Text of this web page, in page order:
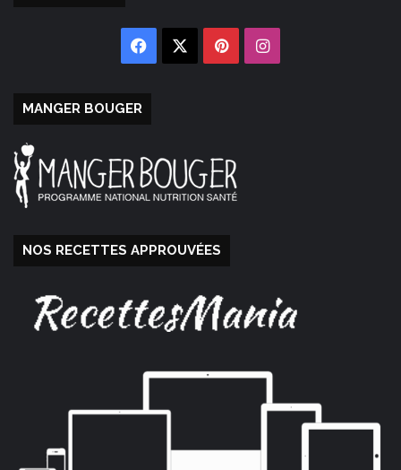
Facebook PinterestInstagram
MANGER BOUGER
NOS RECETTES APPROUVÉES